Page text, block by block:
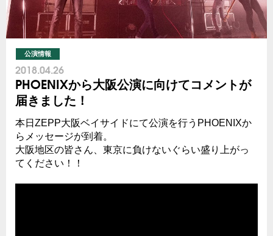
公演情報
2018.04.26
PHOENIXから大阪公演に向けてコメントが
届きました！
本日ZEPP大阪ベイサイドにて公演を行うPHOENIXか
らメッセージが到着。
大阪地区の皆さん、東京に負けないぐらい盛り上がっ
てください！！